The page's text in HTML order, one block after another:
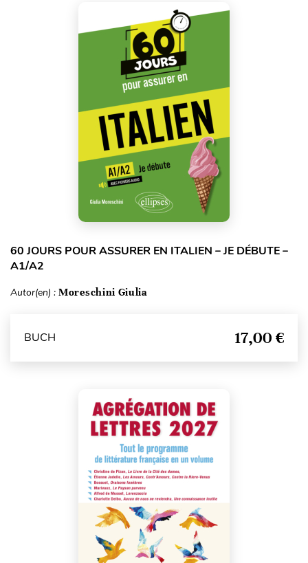
60 JOURS POUR ASSURER EN ITALIEN – JE DÉBUTE –
A1/A2
Autor(en) : Moreschini Giulia
BUCH 17,00 €